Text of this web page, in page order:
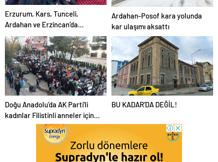
Erzurum, Kars, Tunceli,
Ardahan ve Erzincan’da
camilerde bayramlaşma
programı düzenlendi
Ardahan-Posof kara yolunda
kar ulaşımı aksattı
Doğu Anadolu’da AK Parti’li
kadınlar Filistinli anneler için
BU KADAR’DA DEĞİL!